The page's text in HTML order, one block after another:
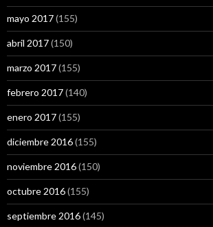
mayo 2017(155)
abril 2017(150)
marzo 2017(155)
febrero 2017(140)
enero 2017(155)
diciembre 2016(155)
noviembre 2016(150)
octubre 2016(155)
septiembre 2016(145)